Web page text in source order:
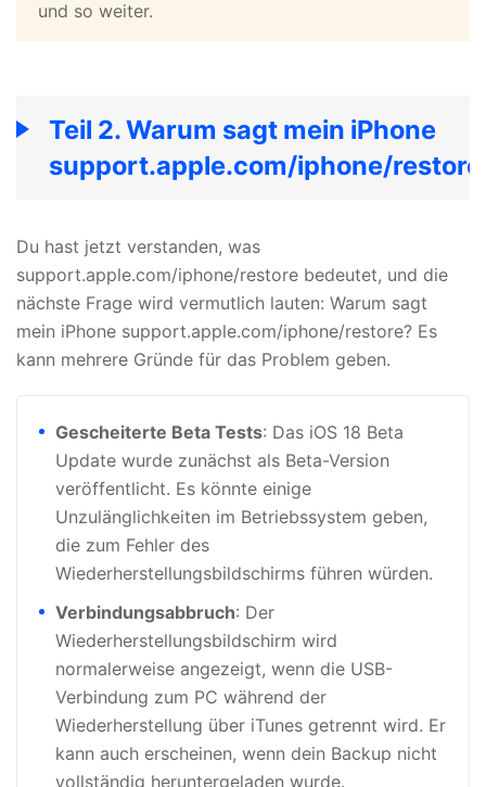
und so weiter.
Teil 2. Warum sagt mein iPhone
support.apple.com/iphone/restore
Du hast jetzt verstanden, was
support.apple.com/iphone/restore bedeutet, und die
nächste Frage wird vermutlich lauten: Warum sagt
mein iPhone support.apple.com/iphone/restore? Es
kann mehrere Gründe für das Problem geben.
Gescheiterte Beta Tests: Das iOS 18 Beta
Update wurde zunächst als Beta-Version
veröffentlicht. Es könnte einige
Unzulänglichkeiten im Betriebssystem geben,
die zum Fehler des
Wiederherstellungsbildschirms führen würden.
Verbindungsabbruch: Der
Wiederherstellungsbildschirm wird
normalerweise angezeigt, wenn die USB-
Verbindung zum PC während der
Wiederherstellung über iTunes getrennt wird. Er
kann auch erscheinen, wenn dein Backup nicht
vollständig heruntergeladen wurde.